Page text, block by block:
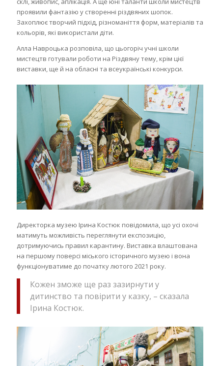
проявили фантазію у створенні різдвяних шопок.
Захоплює творчий підхід, різноманіття форм, матеріалів та
кольорів, які використали діти.
Алла Навроцька розповіла, що цьогоріч учні школи
мистецтв готували роботи на Різдвяну тему, крім цієї
виставки, ще й на обласні та всеукраїнські конкурси.
Директорка музею Ірина Костюк повідомила, що усі охочі
матимуть можливість переглянути експозицію,
дотримуючись правил карантину. Виставка влаштована
на першому поверсі міського історичного музею і вона
функціонуватиме до початку лютого 2021 року.
Кожен зможе ще раз зазирнути у
дитинство та повірити у казку, – сказала
Ірина Костюк.